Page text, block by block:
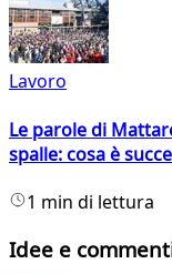
Lavoro
Le parole di
spalle: cosa è
1 min di lettura
Idee e